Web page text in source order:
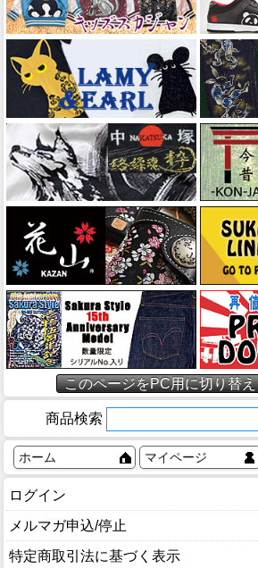
このページをPC用に切り替え
商品検索
ホーム マイページ
ログイン
メルマガ申込/停止
特定商取引法に基づく表示